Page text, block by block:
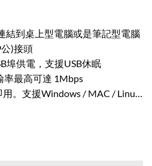
結到桌上型電腦或是筆記型電腦
)接頭
埠供電，支援USB休眠
率最高可達 1Mbps
。支援Windows / MAC / Linux